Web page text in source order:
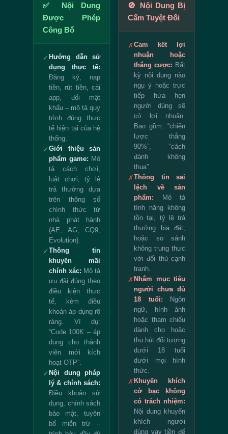
✅ Nội Dung
Được Phép
Công Bố
✓ Hướng dẫn sử
dụng thực tế:
Đăng ký, nạp
tiền, rút tiền, cài
app, đổi mật
khẩu – mô tả quy
trình đúng thực
tế hiện tại của hệ
thống.
✓ Giới thiệu sản
phẩm game: Mô
tả cách chơi,
luật chơi, tỷ lệ
trả thưởng dựa
trên thông số
chính thức từ
nhà phát hành
(AE, AG, CQ9,
Evolution).
✓ Thông tin
khuyến mãi
chính xác: Mô tả
ưu đãi đúng theo
điều kiện thực
tế, kèm điều
khoản áp dụng rõ
ràng. Ví dụ:
“Code 100K – áp
dụng cho thành
viên mới kích
hoạt OTP”.
✓ Nội dung pháp
lý & chính sách:
Điều khoản sử
dụng, chính sách
bảo mật, tuyên
bố miễn trừ –
🚫 Nội Dung Bị
Cấm Tuyệt Đối
✗Cam kết lợi
nhuận hoặc
thắng cược: Bất
kỳ nội dung nào
ngụ ý hoặc trực
tiếp hứa hẹn
người dùng sẽ
có lợi nhuận.
Bao gồm: “chiến
lược thắng
90%”, “cách
đánh không
thua”.
✗Thông tin sai
lệch về sản
phẩm: Mô tả
tính năng không
tồn tại, tỷ lệ trả
thưởng bịa đặt,
hoặc so sánh
không trung thực
với đối thủ cạnh
tranh.
✗ Nhắm mục tiêu
người chưa đủ
18 tuổi: Ngôn
ngữ, hình ảnh
hoặc tham chiếu
dành cho hoặc
thu hút đối tượng
dưới 18 tuổi
dưới mọi hình
thức.
✗ Khuyến khích
cờ bạc không
có trách nhiệm:
Nội dung khuyến
khích người
dùng vay tiền để